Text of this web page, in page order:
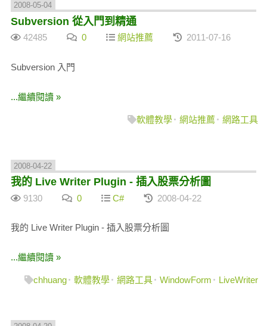
2008-05-04
Subversion 從入門到精通
42485 0 網站推薦 2011-07-16
Subversion 入門
...繼續閱讀 »
軟體教學 網站推薦 網路工具
2008-04-22
我的 Live Writer Plugin - 插入股票分析圖
9130 0 C# 2008-04-22
我的 Live Writer Plugin - 插入股票分析圖
...繼續閱讀 »
chhuang 軟體教學 網路工具 WindowForm LiveWriter